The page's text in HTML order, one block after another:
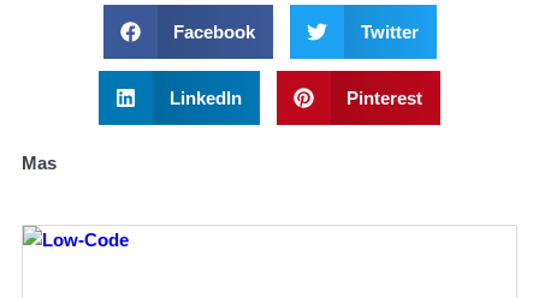
Facebook Twitter
LinkedIn Pinterest
Mas